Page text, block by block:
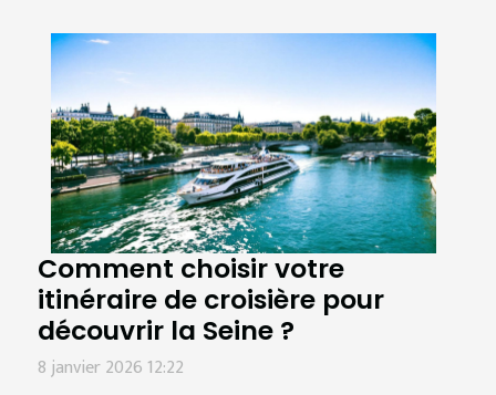
Comment choisir votre
itinéraire de croisière pour
découvrir la Seine ?
8 janvier 2026 12:22